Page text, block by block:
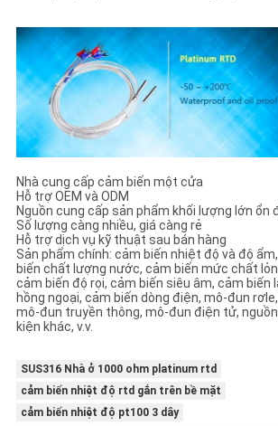
Nhà cung cấp cảm biến một cửa
Hỗ trợ OEM và ODM
Nguồn cung cấp sản phẩm khối lượng lớn ổn
Số lượng càng nhiều, giá càng rẻ
Hỗ trợ dịch vụ kỹ thuật sau bán hàng
Sản phẩm chính: cảm biến nhiệt độ và độ
biến chất lượng nước, cảm biến mức chất
cảm biến độ rọi, cảm biến siêu âm, cảm biến
hồng ngoại, cảm biến dòng điện, mô-đun
mô-đun truyền thông, mô-đun điện tử,
kiện khác, v.v.
SUS316 Nhà ở 1000 ohm platinum rtd
cảm biến nhiệt độ rtd gắn trên bề mặt
cảm biến nhiệt độ pt100 3 dây